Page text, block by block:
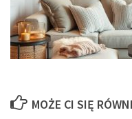
MOŻE CI SIĘ